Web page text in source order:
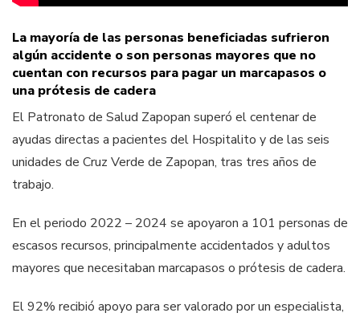
La mayoría de las personas beneficiadas sufrieron
algún accidente o son personas mayores que no
cuentan con recursos para pagar un marcapasos o
una prótesis de cadera
El Patronato de Salud Zapopan superó el centenar de
ayudas directas a pacientes del Hospitalito y de las seis
unidades de Cruz Verde de Zapopan, tras tres años de
trabajo.
En el periodo 2022 – 2024 se apoyaron a 101 personas de
escasos recursos, principalmente accidentados y adultos
mayores que necesitaban marcapasos o prótesis de cadera.
El 92% recibió apoyo para ser valorado por un especialista,